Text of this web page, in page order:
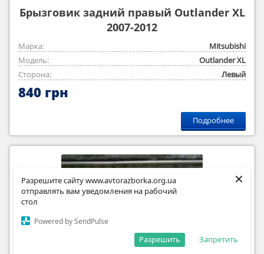
Разрешите сайту www.avtorazborka.org.ua
отправлять вам уведомления на рабочий
стол
Powered by SendPulse
Запретить
Разрешить
×
Брызговик задний правый Outlander XL
2007-2012
Марка:
Mitsubishi
Модель:
Outlander ‎XL
Сторона:
Левый
840 грн
Подробнее